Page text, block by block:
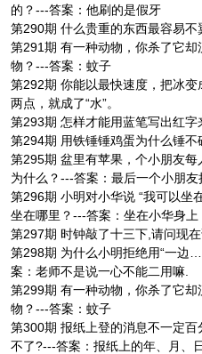
的？---答案：他刷的是假牙
第290期 什么贵重的东西最容易
第291期 有一种动物，你杀了它
物？---答案：蚊子
第292期 你能以最快速度，把冰变
两点，就成了“水”。
第293期 怎样才能用蓝笔写出红字
第294期 用铁锤锤鸡蛋为什么锤
第295期 盆里有苹果，个小朋友每
为什么？---答案：最后一个小朋友
第296期 小明对小华说 “我可以坐
坐在哪里？---答案：坐在小华身上
第297期 时钟敲了十三下,请问现
第298期 为什么小明拒绝用“一
案：老师不是说一心不能二用嘛.
第299期 有一种动物，你杀了它
物？---答案：蚊子
第300期 报纸上登的消息不一定
不了?---答案：报纸上的年、月、